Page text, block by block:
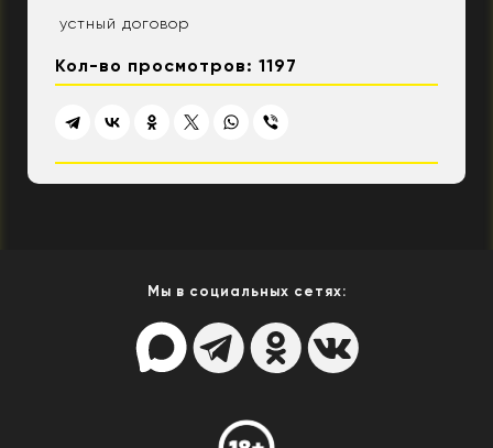
устный договор
Кол-во просмотров: 1197
Мы в социальных сетях: